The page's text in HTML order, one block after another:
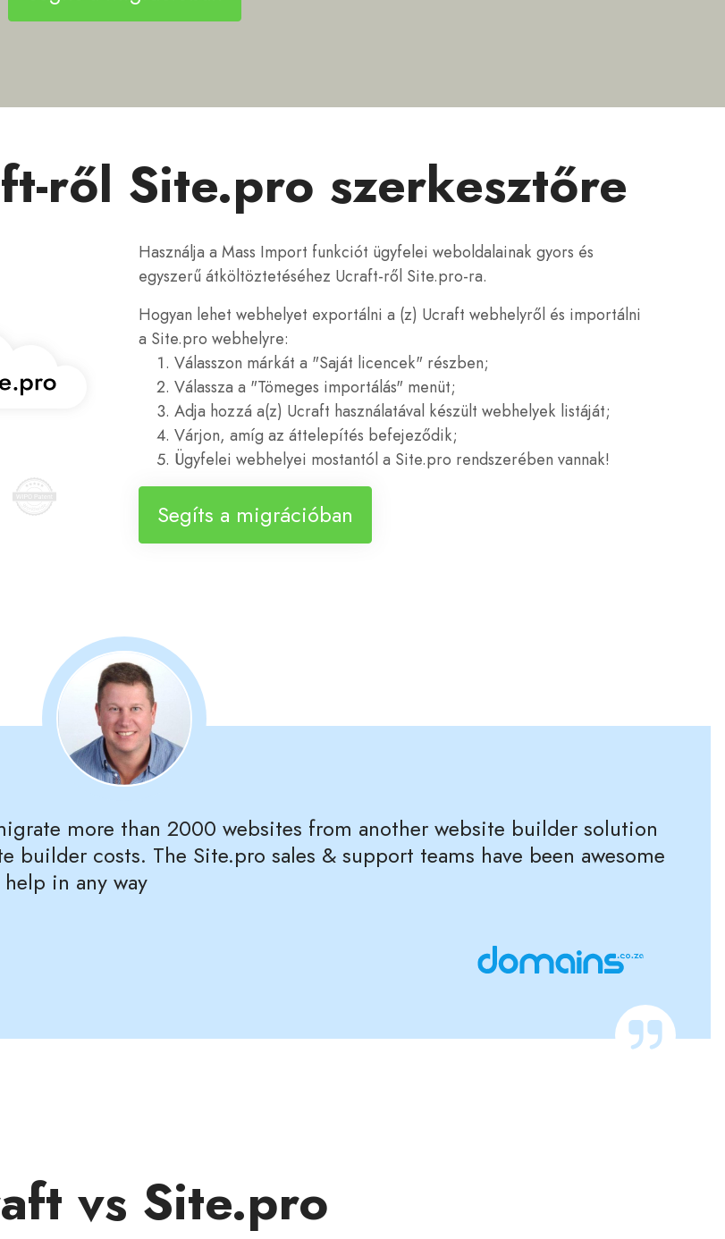
ről Site.pro szerkesztőre
Használja a Mass Import funkciót ügyfelei weboldalainak gyors és
egyszerű átköltöztetéséhez Ucraft-ről Site.pro-ra.
Hogyan lehet webhelyet exportálni a (z) Ucraft webhelyről és importálni
a Site.pro webhelyre:
Válasszon márkát a "Saját licencek" részben;
Válassza a "Tömeges importálás" menüt;
Adja hozzá a(z) Ucraft használatával készült webhelyek listáját;
Várjon, amíg az áttelepítés befejeződik;
Ügyfelei webhelyei mostantól a Site.pro rendszerében vannak!
Segíts a migrációban
more than 2000 websites from another website builder solution
builder costs. The Site.pro sales & support teams have been awesome
in any way
vs Site.pro